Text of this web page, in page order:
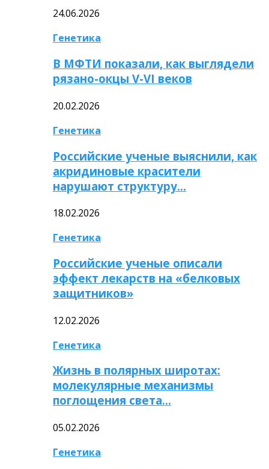
24.06.2026
Генетика
В МФТИ показали, как выглядели
рязано-окцы V-VI веков
20.02.2026
Генетика
Российские ученые выяснили, как
акридиновые красители
нарушают структуру…
18.02.2026
Генетика
Российские ученые описали
эффект лекарств на «белковых
защитников»
12.02.2026
Генетика
Жизнь в полярных широтах:
молекулярные механизмы
поглощения света…
05.02.2026
Генетика